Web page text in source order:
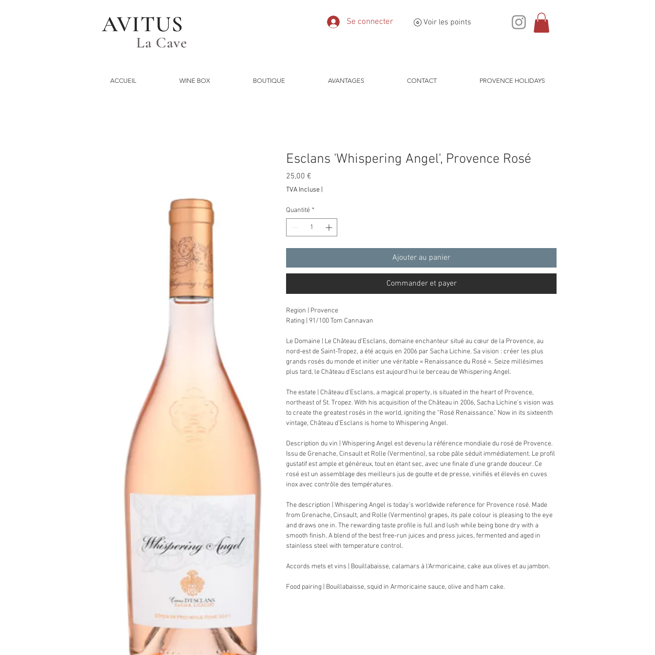
Se connecter Voir les points
ACCUEIL WINE BOX BOUTIQUE AVANTAGES CONTACT PROVENCE HOLIDAYS
Esclans 'Whispering Angel', Provence Rosé
25,00 €
TVA Incluse
Quantité *
Ajouter au panier
Commander et payer
Region | Provence
Rating | 91/100 Tom Cannavan
Le Domaine | Le Château d’Esclans, domaine enchanteur situé au cœur de la Provence, au
nord-est de Saint-Tropez, a été acquis en 2006 par Sacha Lichine. Sa vision : créer les plus
grands rosés du monde et initier une véritable « Renaissance du Rosé ». Seize millésimes
plus tard, le Château d’Esclans est aujourd’hui le berceau de Whispering Angel.
The estate | Château d’Esclans, a magical property, is situated in the heart of Provence,
northeast of St. Tropez. With his acquisition of the Château in 2006, Sacha Lichine’s vision was
to create the greatest rosés in the world, igniting the “Rosé Renaissance.” Now in its sixteenth
vintage, Château d’Esclans is home to Whispering Angel.
Description du vin | Whispering Angel est devenu la référence mondiale du rosé de Provence.
Issu de Grenache, Cinsault et Rolle (Vermentino), sa robe pâle séduit immédiatement. Le profil
gustatif est ample et généreux, tout en étant sec, avec une finale d’une grande douceur. Ce
rosé est un assemblage des meilleurs jus de goutte et de presse, vinifiés et élevés en cuves
inox avec contrôle des températures.
The description | Whispering Angel is today’s worldwide reference for Provence rosé. Made
from Grenache, Cinsault, and Rolle (Vermentino) grapes, its pale colour is pleasing to the eye
and draws one in. The rewarding taste profile is full and lush while being bone dry with a
smooth finish. A blend of the best free-run juices and press juices, fermented and aged in
stainless steel with temperature control.
Accords mets et vins | Bouillabaisse, calamars à l’Armoricaine, cake aux olives et au jambon.
Food pairing | Bouillabaisse, squid in Armoricaine sauce, olive and ham cake.